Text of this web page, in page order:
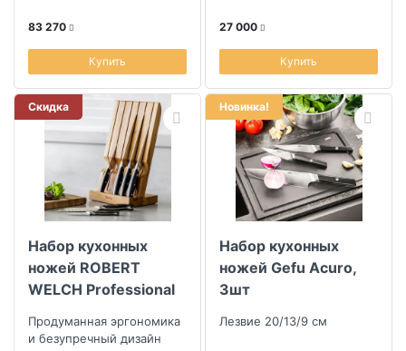
83 270
Купить
27 000
Купить
Скидка
Набор кухонных
ножей ROBERT
WELCH Professional
Продуманная эргономика
и безупречный дизайн
Новинка!
Набор кухонных
ножей Gefu Acuro,
3шт
Лезвие 20/13/9 см